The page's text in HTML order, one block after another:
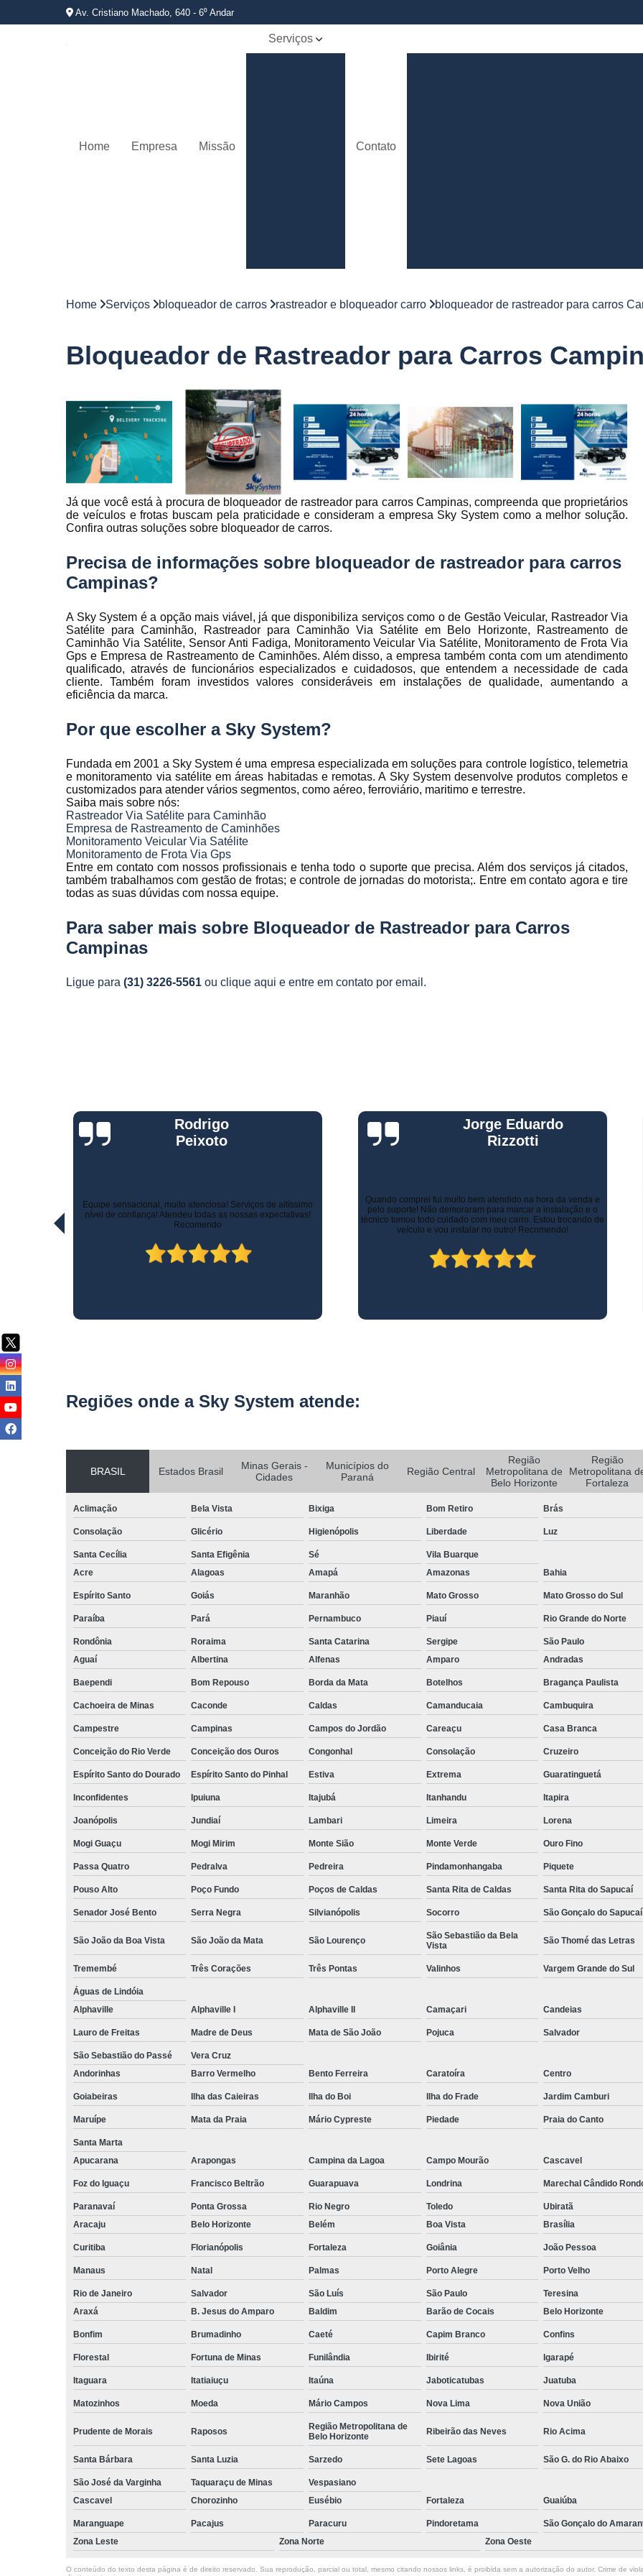
Av. Cristiano Machado, 640 - 6⁰ Andar
Home Empresa Missão
Serviços
Monitoramento
de frotas
Monitoramentos
veiculares
Rastreador
carro
Rastreadores
automotivos
Rastreadores
de caminhões
Rastreamento
de carro
Rastreamento
de frota
Rastreamento
Sensores de
fadiga
Sistema de
gravação
veicular
rastreamentos
controle de
manutenção de
veiculares
Telemetrias
veiculares
Contato
Controle de Jornada Motorista
Controle de Abastecimento de
Controle de Frota
Controle de Frota
Controle de Frota de Caminhões
Controle de Manutenção de Frota de
Sistema de Fadiga
Empresa de
Empresa de Rastreadores de Veiculos
Empresa de Rastreamento por
Empresa
Gerenciamento de Frota de
Gerenciamento de Frota de Empresas
Gerenciamento
Gerenciamento de Frota
Gerenciamento de Frota para
Empresa de Gestão de Frota de Veículos
Gestão de Frota Minas Gerais
Gestão
Gestão de Frota de Veículos Minas Gerais
Monitoramento de Horímetro
Rastreamento e Monitoramento
Monitoramento Gps
Monitoramento Veicular Belo Horizonte
Monitoramento Veicular por Câmeras
Rastreador de Carro e Moto
Gps Veicular Rastreador
Rastreador Automotivo Belo Horizonte
Rastreador e Bloqueador Automotivo
Rastreador e Bloqueador Veicular
Empresa de Rastreamento de
Rastreador de Caminhão
Rastreador de Caminhão Minas
Rastreador para Caminhão
Rastreador Satelital para Caminhões
Rastreamento de Caminhão Via Satélite
Empresa de Rastreador Veicular
Rastreador de Automóveis
Rastreador
Rastreador de Carro Minas
Rastreador para Carros
Rastreador Veicular para Carros de
Rastreador Veicular Particular
Gps
Rastreador do Carro
Rastreador Gps para Carro
Rastreador para Carros com
Rastreador por Satelite para Carros
Empresa Especializada em Rastreamento
Rastreamento de Carros Belo
Rastreamento de Carros e Caminhões
Rastreamento de Carros por Satélite
Rastreamento para Carros e
Monitoramento e Rastreamento de Frotas
Rastreamento de Frotas Belo Horizonte
Rastreamento de Frotas Minas
Rastreamento e Monitoramento
Empresa de Rastreamento de
Empresa de
Empresa de
Empresa
Empresas de Monitoramento e
Rastreamento de Veículos
Rastreamento para Carros
Detector
Detector de Fadiga para Motorista
Sensor de Fadiga e Distração
Camera Gravadora
Cameras para Veiculos com
Home Serviços bloqueador de carros rastreador e bloqueador carro bloqueador de rastreador para carros
Bloqueador de Rastreador para Carros
Já que você está à procura de bloqueador de rastreador para carros Campinas, compreenda que proprietários
de veículos e frotas buscam pela praticidade e consideram a empresa Sky System como a melhor solução.
Confira outras soluções sobre bloqueador de carros.
Precisa de informações sobre bloqueador de rastreador para carros
Campinas?
A Sky System é a opção mais viável, já que disponibiliza serviços como o de Gestão Veicular, Rastreador Via
Satélite para Caminhão, Rastreador para Caminhão Via Satélite em Belo Horizonte, Rastreamento de
Caminhão Via Satélite, Sensor Anti Fadiga, Monitoramento Veicular Via Satélite, Monitoramento de Frota Via
Gps e Empresa de Rastreamento de Caminhões. Além disso, a empresa também conta com um atendimento
qualificado, através de funcionários especializados e cuidadosos, que entendem a necessidade de cada
cliente. Também foram investidos valores consideráveis em instalações de qualidade, aumentando a
eficiência da marca.
Por que escolher a Sky System?
Fundada em 2001 a Sky System é uma empresa especializada em soluções para controle logístico, telemetria
e monitoramento via satélite em áreas habitadas e remotas. A Sky System desenvolve produtos completos e
customizados para atender vários segmentos, como aéreo, ferroviário, maritimo e terrestre.
Saiba mais sobre nós:
Rastreador Via Satélite para Caminhão
Empresa de Rastreamento de Caminhões
Monitoramento Veicular Via Satélite
Monitoramento de Frota Via Gps
Entre em contato com nossos profissionais e tenha todo o suporte que precisa. Além dos serviços já citados,
também trabalhamos com gestão de frotas; e controle de jornadas do motorista;. Entre em contato agora e tire
todas as suas dúvidas com nossa equipe.
Para saber mais sobre Bloqueador de Rastreador para Carros
Campinas
Ligue para (31) 3226-5561 ou clique aqui e entre em contato por email.
Jorge Eduardo
Rizzotti
Quando comprei fui muito bem atendido na hora da venda e
pelo suporte! Não demoraram para marcar a instalação e o
técnico tomou todo cuidado com meu carro. Estou trocando de
veículo e vou instalar no outro! Recomendo!
Gustavo Leone
controlar as entregas tanto urbanas como no Estado de Minas
Gerais. Contratamos os serviços de rastreamento e logística.
Inicialmente já economizamos com os custos com seguros.
Atualmente, contamos com diversos recursos que tornam as
Regiões onde a Sky System atende:
BRASIL Estados Brasil
Minas Gerais -
Cidades
Municípios do
Paraná
Região Central
Região
Metropolitana de
Belo Horizonte
Região
Metropolitana
Fortaleza
Aclimação Bela Vista Bixiga Bom Retiro Brás
Consolação Glicério Higienópolis Liberdade Luz
Santa Cecília Santa Efigênia Sé
Vila Buarque
Acre
Alagoas Amapá Amazonas Bahia
Espírito Santo Goiás Maranhão Mato Grosso Mato Grosso do Sul
Paraíba Pará Pernambuco Piauí Rio Grande do Norte
Rondônia Roraima Santa Catarina Sergipe São Paulo
Aguaí
Albertina Alfenas Amparo Andradas
Baependi Bom Repouso Borda da Mata Botelhos Bragança Paulista
Cachoeira de Minas Caconde Caldas Camanducaia Cambuquira
Campestre Campinas Campos do Jordão Careaçu Casa Branca
Conceição do Rio Verde Conceição dos Ouros Congonhal Consolação Cruzeiro
Espírito Santo do Dourado Espírito Santo do Pinhal Estiva Extrema Guaratinguetá
Inconfidentes Ipuiuna Itajubá Itanhandu Itapira
Joanópolis Jundiaí Lambari Limeira Lorena
Mogi Guaçu Mogi Mirim Monte Sião Monte Verde Ouro Fino
Passa Quatro Pedralva Pedreira Pindamonhangaba Piquete
Pouso Alto Poço Fundo Poços de Caldas Santa Rita de Caldas Santa Rita do Sapucaí
Senador José Bento Serra Negra Silvianópolis Socorro São Gonçalo do Sapucaí
São João da Boa Vista São João da Mata São Lourenço
São Sebastião da Bela
Vista
São Thomé das Letras
Tremembé Três Corações Três Pontas Valinhos Vargem Grande do Sul
Águas de Lindóia
Alphaville
Alphaville I Alphaville II Camaçari Candeias
Lauro de Freitas Madre de Deus Mata de São João Pojuca Salvador
São Sebastião do Passé
Vera Cruz
Andorinhas
Barro Vermelho Bento Ferreira Caratoíra Centro
Goiabeiras Ilha das Caieiras Ilha do Boi Ilha do Frade Jardim Camburi
Maruípe Mata da Praia Mário Cypreste Piedade Praia do Canto
Santa Marta
Apucarana
Arapongas Campina da Lagoa Campo Mourão Cascavel
Foz do Iguaçu Francisco Beltrão Guarapuava Londrina Marechal Cândido
Paranavaí Ponta Grossa Rio Negro Toledo Ubiratã
Aracaju
Belo Horizonte Belém Boa Vista Brasília
Curitiba Florianópolis Fortaleza Goiânia João Pessoa
Manaus Natal Palmas Porto Alegre Porto Velho
Rio de Janeiro Salvador São Luís São Paulo Teresina
Araxá
B. Jesus do Amparo Baldim Barão de Cocais Belo Horizonte
Bonfim Brumadinho Caeté Capim Branco Confins
Florestal Fortuna de Minas Funilândia Ibirité Igarapé
Itaguara Itatiaiuçu Itaúna Jaboticatubas Juatuba
Matozinhos Moeda Mário Campos Nova Lima Nova União
Prudente de Morais Raposos
Região Metropolitana de
Belo Horizonte
Ribeirão das Neves Rio Acima
Santa Bárbara Santa Luzia Sarzedo Sete Lagoas São G. do Rio Abaixo
São José da Varginha Taquaraçu de Minas
Vespasiano
Cascavel
Chorozinho Eusébio Fortaleza Guaiúba
Maranguape Pacajus Paracuru Pindoretama São Gonçalo do
Zona Leste
Zona Norte Zona Oeste
O conteúdo do texto desta página é de direito reservado. Sua reprodução, parcial ou total, mesmo citando nossos links, é proibida sem a autorização do autor. Crime de